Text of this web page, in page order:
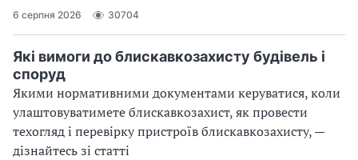
6 серпня 2026 30704
Які вимоги до блискавкозахисту будівель і
споруд
Якими нормативними документами керуватися, коли
улаштовуватимете блискавкозахист, як провести
техогляд і перевірку пристроїв блискавкозахисту, —
дізнайтесь зі статті